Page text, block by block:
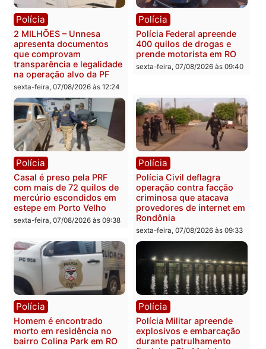
Política
Marcos Rogério apresenta
Plano de Governo com
228 projetos, metas
públicas e
acompanhamento de
resultados
sexta-feira, 07/08/2026 às 18:49
Política
primeiro pastor de
Rondônia na Câmara
Federal
sexta-feira, 07/08/2026 às
2 MILHÕES – Unnesa
apresenta documentos
que comprovam
transparência e legalidade
na operação alvo da PF
sexta-feira, 07/08/2026 às 12:24
Polícia
Polícia Federal apreende
400 quilos de drogas e
prende motorista em RO
sexta-feira, 07/08/2026 às